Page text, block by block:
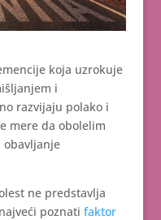
koja uzrokuje
i
razvijaju polako i
mere da obolelim
obavljanje
ne predstavlja
poznati faktor